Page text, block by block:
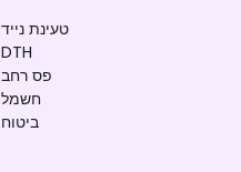
טעינת נייד
DTH
פס רחב
חשמל
ביטוח